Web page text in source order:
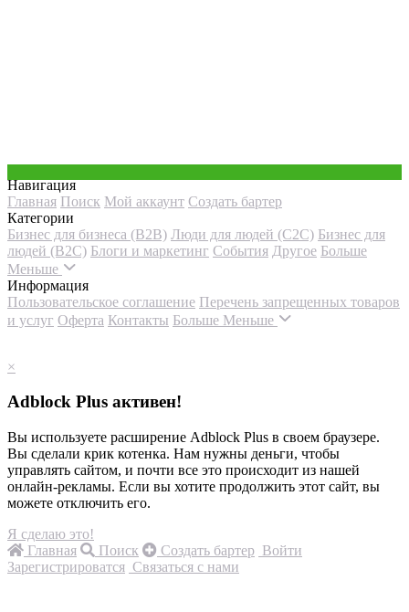
Навигация
Главная Поиск Мой аккаунт Создать бартер
Категории
Бизнес для бизнеса (B2B) Люди для людей (С2С) Бизнес для
людей (B2C) Блоги и маркетинг События Другое Больше
Меньше
Информация
Пользовательское соглашение Перечень запрещенных товаров
и услуг Оферта Контакты Больше Меньше
×
Adblock Plus активен!
Вы используете расширение Adblock Plus в своем браузере.
Вы сделали крик котенка. Нам нужны деньги, чтобы
управлять сайтом, и почти все это происходит из нашей
онлайн-рекламы. Если вы хотите продолжить этот сайт, вы
можете отключить его.
Я сделаю это!
Главная
Поиск Создать бартер Войти
Зарегистрироватся Связаться с нами